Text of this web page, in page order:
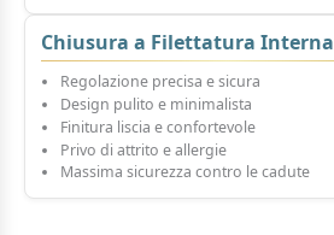
Chiusura a Filettatura Interna
Regolazione precisa e sicura
Design pulito e minimalista
Finitura liscia e confortevole
Privo di attrito e allergie
Massima sicurezza contro le cadute